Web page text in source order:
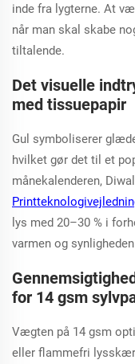
inde fra lygterne. At
når man skal skabe
tiltalende.
Det visuelle
med tissuepapir
Gul symboliserer
hvilket gør det til et
månekalenderen,
lys med 20–30 % i
varmen og
for 14 gsm
Vægten på 14 gsm
eller flammefri